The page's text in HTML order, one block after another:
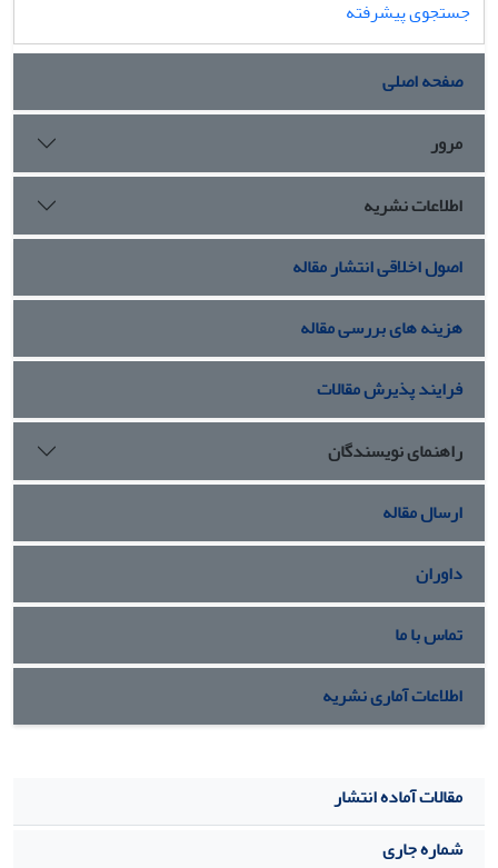
تجربه حسی برند بر رضایت مشتریان با ضریب مسیر(0.575) تاثیر
معناداری دارد. تجربه حسی برند بر ارزش ویژه برند با ضریب
مسیر(0.264) تاثیر معناداری دارد.ارزش ویژه برند بر وفاداری
مشتریان به برند با ضریب مسیر(0.736) تاثیر معناداری دارد.تعهد
عاطفی بر ارزش ویژه برند با ضریب مسیر(0.207) تاثیر معناداری
دارد.رضایت مشتری بر ارزش ویژه برند با ضریب مسیر(0.274)
تاثیر معناداری دارد. تعهد عاطفی و رضایت مشتری در تاثیرگذاری
تجربه حسی برند بر ارزش ویژه برند نقش میانجی دارند.
جستجوی پیشرفته
صفحه اصلی
مرور
اطلاعات نشریه
اصول اخلاقی انتشار مقاله
هزینه های بررسی مقاله
فرایند پذیرش مقالات
راهنمای نویسندگان
ارسال مقاله
داوران
تماس با ما
اطلاعات آماری نشریه
مقالات آماده انتشار
شماره جاری